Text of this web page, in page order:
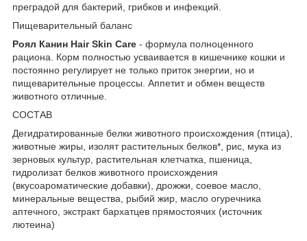
преградой для бактерий, грибков и инфекций.
Пищеварительный баланс
Роял Канин Hair Skin Care - формула полноценного
рациона. Корм полностью усваивается в кишечнике кошки и
постоянно регулирует не только приток энергии, но и
пищеварительные процессы. Аппетит и обмен веществ
животного отличные.
СОСТАВ
Дегидратированные белки животного происхождения (птица),
животные жиры, изолят растительных белков*, рис, мука из
зерновых культур, растительная клетчатка, пшеница,
гидролизат белков животного происхождения
(вкусоароматические добавки), дрожжи, соевое масло,
минеральные вещества, рыбий жир, масло огуречника
аптечного, экстракт бархатцев прямостоячих (источник
лютеина)